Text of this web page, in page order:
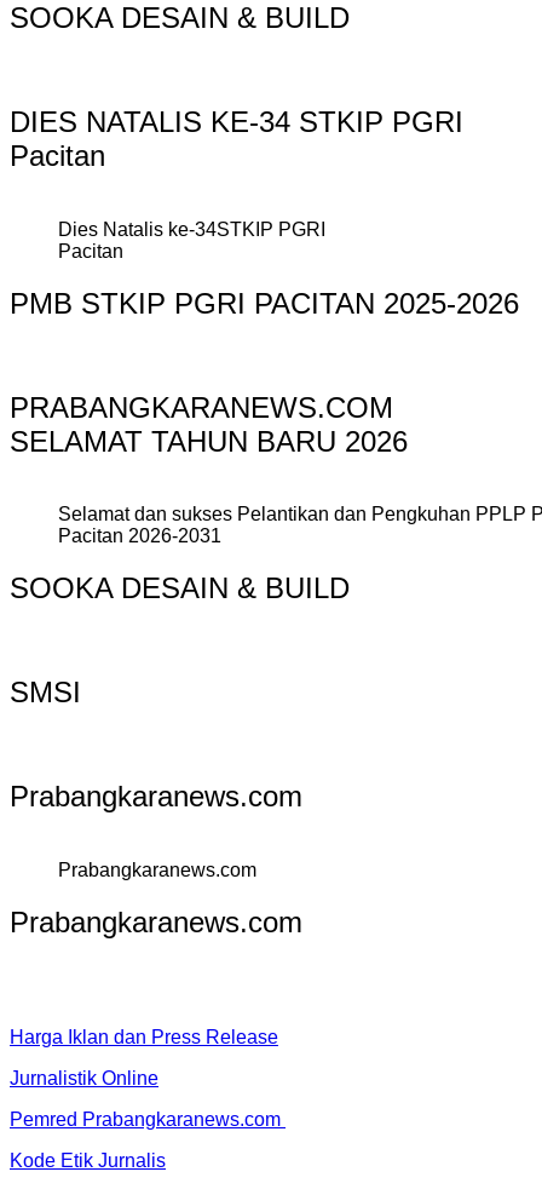
SOOKA DESAIN & BUILD
DIES NATALIS KE-34 STKIP PGRI
Pacitan
Dies Natalis ke-34STKIP PGRI
Pacitan
PMB STKIP PGRI PACITAN 2025-2026
PRABANGKARANEWS.COM
SELAMAT TAHUN BARU 2026
Selamat dan sukses Pelantikan dan Pengkuhan PPLP
Pacitan 2026-2031
SOOKA DESAIN & BUILD
SMSI
Prabangkaranews.com
Prabangkaranews.com
Prabangkaranews.com
Harga Iklan dan Press Release
Jurnalistik Online
Pemred Prabangkaranews.com
Kode Etik Jurnalis